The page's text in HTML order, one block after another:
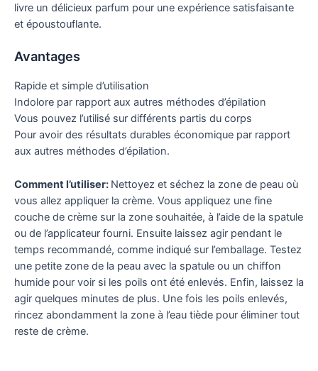
livre un délicieux parfum pour une expérience satisfaisante
et époustouflante.
Avantages
Rapide et simple d’utilisation
Indolore par rapport aux autres méthodes d’épilation
Vous pouvez l’utilisé sur différents partis du corps
Pour avoir des résultats durables économique par rapport
aux autres méthodes d’épilation.
Comment l’utiliser: Nettoyez et séchez la zone de peau où
vous allez appliquer la crème. Vous appliquez une fine
couche de crème sur la zone souhaitée, à l’aide de la spatule
ou de l’applicateur fourni. Ensuite laissez agir pendant le
temps recommandé, comme indiqué sur l’emballage. Testez
une petite zone de la peau avec la spatule ou un chiffon
humide pour voir si les poils ont été enlevés. Enfin, laissez la
agir quelques minutes de plus. Une fois les poils enlevés,
rincez abondamment la zone à l’eau tiède pour éliminer tout
reste de crème.